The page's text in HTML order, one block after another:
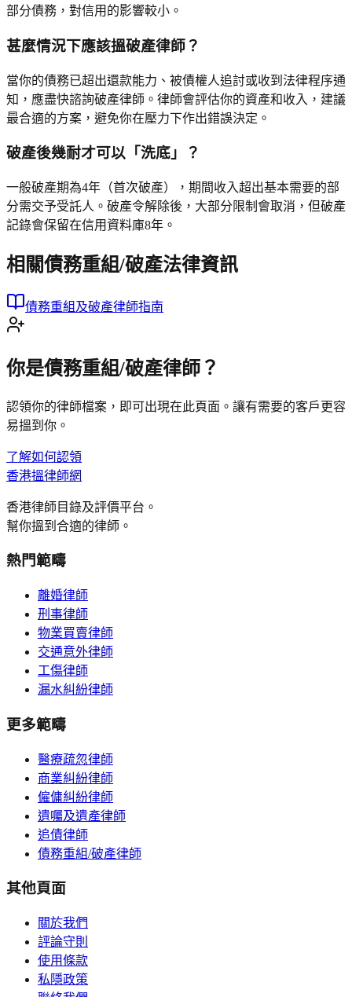
部分債務，對信用的影響較小。
甚麼情況下應該搵破產律師？
當你的債務已超出還款能力、被債權人追討或收到法律程序通
知，應盡快諮詢破產律師。律師會評估你的資產和收入，建議
最合適的方案，避免你在壓力下作出錯誤決定。
破產後幾耐才可以「洗底」？
一般破產期為4年（首次破產），期間收入超出基本需要的部
分需交予受託人。破產令解除後，大部分限制會取消，但破產
記錄會保留在信用資料庫8年。
相關債務重組/破產法律資訊
債務重組及破產律師指南
你是債務重組/破產律師？
認領你的律師檔案，即可出現在此頁面。讓有需要的客戶更容
易搵到你。
了解如何認領
香港搵律師網
香港律師目錄及評價平台。
幫你搵到合適的律師。
熱門範疇
離婚律師
刑事律師
物業買賣律師
交通意外律師
工傷律師
漏水糾紛律師
更多範疇
醫療疏忽律師
商業糾紛律師
僱傭糾紛律師
遺囑及遺產律師
追債律師
債務重組/破產律師
其他頁面
關於我們
評論守則
使用條款
私隱政策